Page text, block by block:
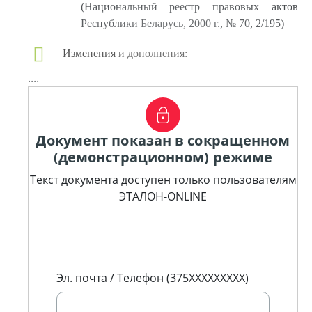
(Национальный реестр правовых актов
Республики Беларусь, 2000 г., № 70, 2/195)
Изменения и дополнения:
....
Документ показан в сокращенном
(демонстрационном) режиме
Текст документа доступен только пользователям
ЭТАЛОН-ONLINE
Эл. почта / Телефон (375XXXXXXXXX)